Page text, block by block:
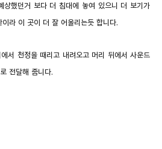
상했던거 보다 더 침대에 놓여 있으니 더 보기가
라 이 곳이 더 잘 어울리는듯 합니다.
서 천정을 때리고 내려오고 머리 뒤에서 사운드
전달해 줍니다.